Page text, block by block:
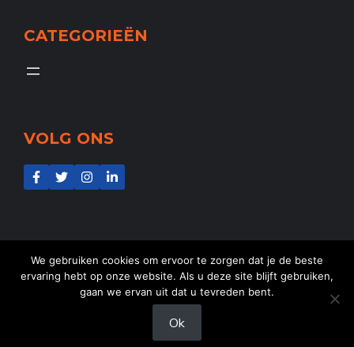
CATEGORIEËN
VOLG ONS
@2025NL-Aid- Alle rechten voorbehouden
We gebruiken cookies om ervoor te zorgen dat je de beste
ervaring hebt op onze website. Als u deze site blijft gebruiken,
gaan we ervan uit dat u tevreden bent.
Ok